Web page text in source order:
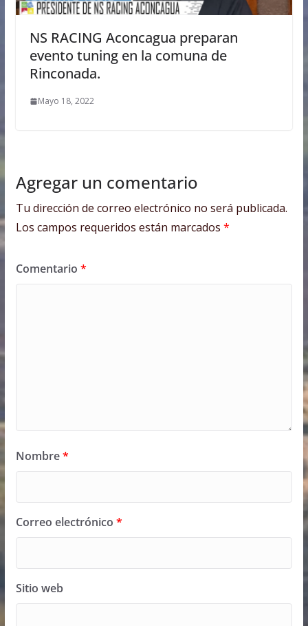
NS RACING Aconcagua preparan
evento tuning en la comuna de
Rinconada.
Mayo 18, 2022
Agregar un comentario
Tu dirección de correo electrónico no será publicada.
Los campos requeridos están marcados *
Comentario *
Nombre*
Correo electrónico *
Sitio web